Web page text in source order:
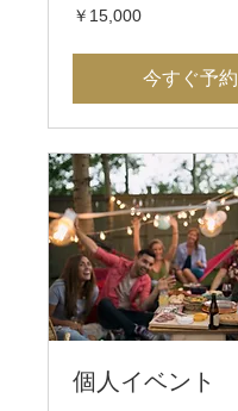
15,000
円
￥15,000
今すぐ予約
個人イベント